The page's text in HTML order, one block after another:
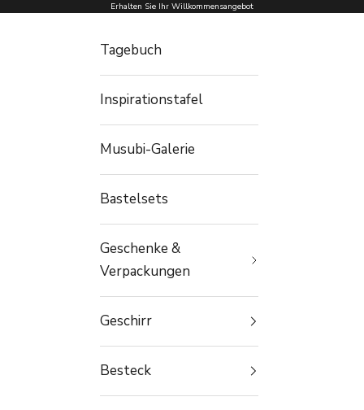
Zum Inhalt springenErhalten Sie Ihr Willkommensangebot
Tagebuch
Inspirationstafel
Musubi-Galerie
Bastelsets
Geschenke &
Verpackungen
Geschirr
Besteck